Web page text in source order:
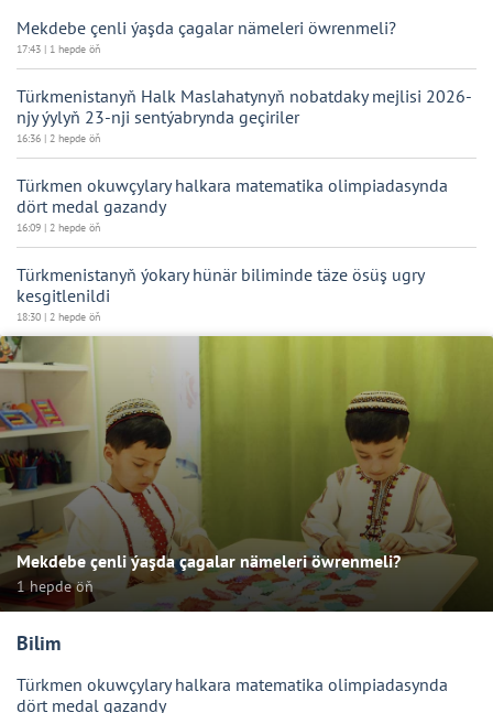
Mekdebe çenli ýaşda çagalar nämeleri öwrenmeli?
17:43 | 1 hepde öň
Türkmenistanyň Halk Maslahatynyň nobatdaky mejlisi 2026-
njy ýylyň 23-nji sentýabrynda geçiriler
16:36 | 2 hepde öň
Türkmen okuwçylary halkara matematika olimpiadasynda
dört medal gazandy
16:09 | 2 hepde öň
Türkmenistanyň ýokary hünär biliminde täze ösüş ugry
kesgitlenildi
18:30 | 2 hepde öň
Mekdebe çenli ýaşda çagalar nämeleri öwrenmeli?
1 hepde öň
Bilim
Türkmen okuwçylary halkara matematika olimpiadasynda
dört medal gazandy